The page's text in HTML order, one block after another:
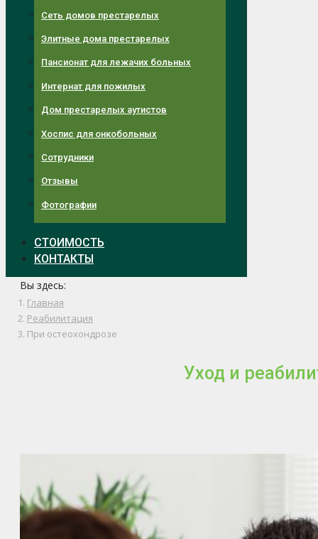
Сеть домов престарелых
Элитные дома престарелых
Пансионат для лежачих больных
Интернат для пожилых
Дом престарелых аутистов
Хоспис для онкобольных
Сотрудники
Отзывы
Фотографии
СТОИМОСТЬ
КОНТАКТЫ
Вы здесь:
Главная
Реабилитация
При остеохондрозе
Уход и